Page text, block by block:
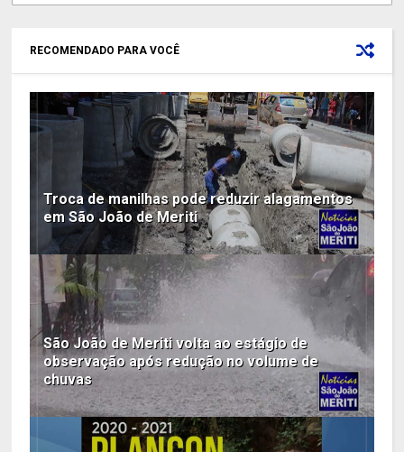
RECOMENDADO PARA VOCÊ
Troca de manilhas pode reduzir alagamentos
em São João de Meriti
São João de Meriti volta ao estágio de
observação após redução no volume de
chuvas